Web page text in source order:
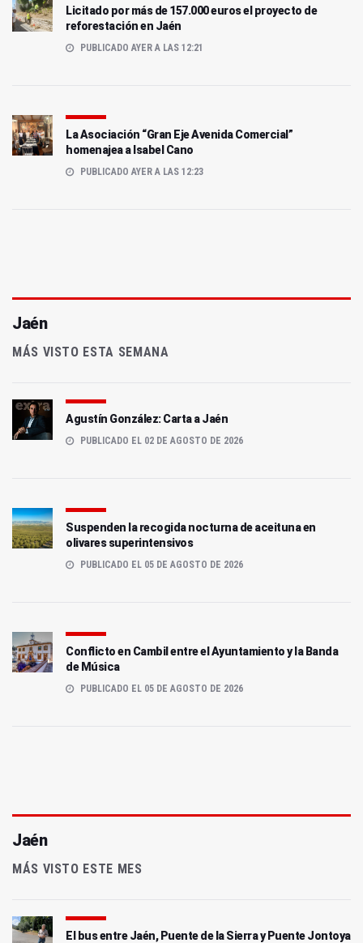
Licitado por más de 157.000 euros el proyecto de
reforestación en Jaén
PUBLICADO AYER A LAS 12:21
La Asociación “Gran Eje Avenida Comercial”
homenajea a Isabel Cano
PUBLICADO AYER A LAS 12:23
Jaén
MÁS VISTO ESTA SEMANA
Agustín González: Carta a Jaén
PUBLICADO EL 02 DE AGOSTO DE 2026
Suspenden la recogida nocturna de aceituna en
olivares superintensivos
PUBLICADO EL 05 DE AGOSTO DE 2026
Conflicto en Cambil entre el Ayuntamiento y la Banda
de Música
PUBLICADO EL 05 DE AGOSTO DE 2026
Jaén
MÁS VISTO ESTE MES
El bus entre Jaén, Puente de la Sierra y Puente Jontoya